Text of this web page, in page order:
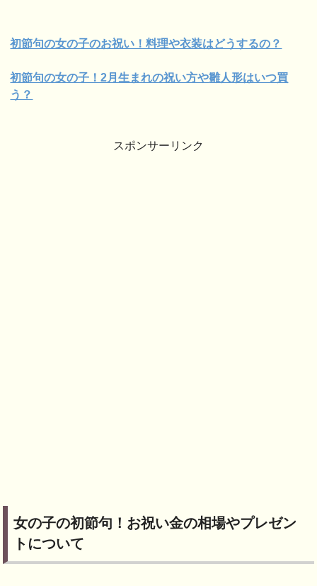
初節句の女の子のお祝い！料理や衣装はどうするの？
初節句の女の子！2月生まれの祝い方や雛人形はいつ買
う？
スポンサーリンク
女の子の初節句！お祝い金の相場やプレゼン
トについて